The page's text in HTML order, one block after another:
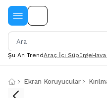
Şu An TrendAraç İçi Süpürge
Ekran Koruyucular